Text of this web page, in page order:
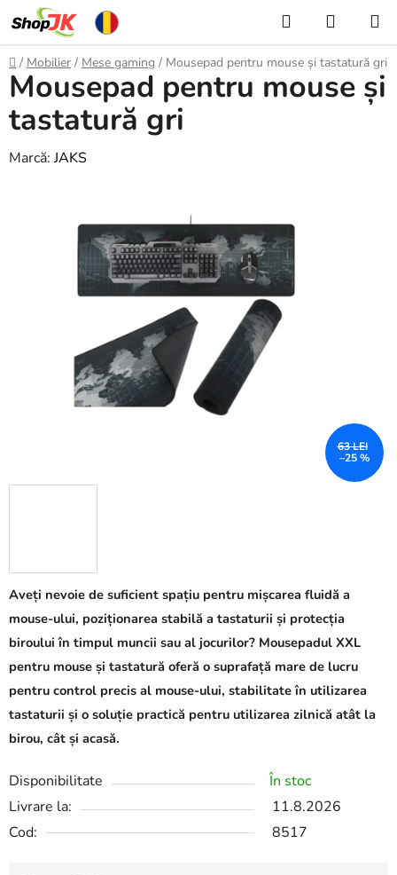
conținut
Căutare
DE
Acasă
/ Mobilier / Mese gaming / Mousepad pentru mouse și tastatură gri
Aveți nevoie de suficient spațiu pentru mișcarea fluidă a
mouse-ului, poziționarea stabilă a tastaturii și protecția
biroului în timpul muncii sau al jocurilor? Mousepadul XXL
pentru mouse și tastatură oferă o suprafață mare de lucru
pentru control precis al mouse-ului, stabilitate în utilizarea
tastaturii și o soluție practică pentru utilizarea zilnică atât la
birou, cât și acasă.
Disponibilitate
În stoc
Livrare la:
11.8.2026
Cod:
8517
Mousepad pentru mouse și
tastatură gri
Marcă:JAKS
63 LEI
–25 %